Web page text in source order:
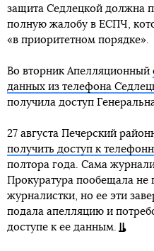
защита Седлецкой должна
полную жалобу в ЕСПЧ,
«в приоритетном порядке».
Во вторник Апелляционный
данных из телефона
получила доступ
27 августа Печерский
получить доступ к
полтора года. Сама
Прокуратура пообещала не
журналистки, но ее эти
подала апелляцию и
доступе к ее данным.